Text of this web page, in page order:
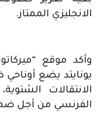
الانجليزي الممتاز.
وأكد موقع
يونايتد يضع
الانتقالات
الفرنسي من أجل